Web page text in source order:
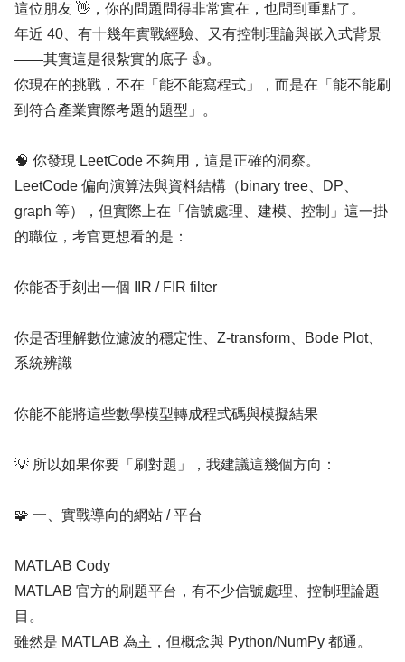
這位朋友 👋，你的問題問得非常實在，也問到重點了。
年近 40、有十幾年實戰經驗、又有控制理論與嵌入式背景
——其實這是很紮實的底子 👍。
你現在的挑戰，不在「能不能寫程式」，而是在「能不能刷
到符合產業實際考題的題型」。
🧠 你發現 LeetCode 不夠用，這是正確的洞察。
LeetCode 偏向演算法與資料結構（binary tree、DP、
graph 等），但實際上在「信號處理、建模、控制」這一掛
的職位，考官更想看的是：
你能否手刻出一個 IIR / FIR filter
你是否理解數位濾波的穩定性、Z-transform、Bode Plot、
系統辨識
你能不能將這些數學模型轉成程式碼與模擬結果
💡 所以如果你要「刷對題」，我建議這幾個方向：
🧩 一、實戰導向的網站 / 平台
MATLAB Cody
MATLAB 官方的刷題平台，有不少信號處理、控制理論題
目。
雖然是 MATLAB 為主，但概念與 Python/NumPy 都通。